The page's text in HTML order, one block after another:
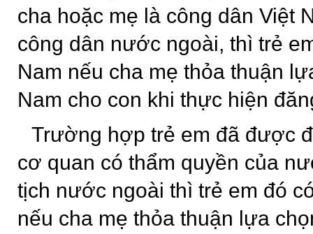
cha hoặc mẹ là công dân Việt
công dân nước ngoài, thì trẻ
Nam nếu cha mẹ thỏa thuận
Nam cho con khi thực hiện
Trường hợp trẻ em đã được
cơ quan có thẩm quyền của
tịch nước ngoài thì trẻ em đó
nếu cha mẹ thỏa thuận lựa